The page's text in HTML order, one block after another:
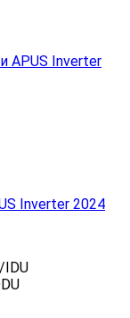
Inverter 2024
IDU